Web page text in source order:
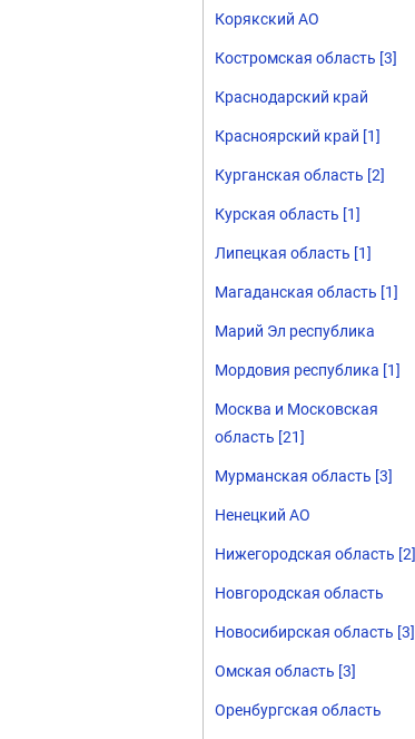
Корякский АО
Костромская область [3]
Краснодарский край
Красноярский край [1]
Курганская область [2]
Курская область [1]
Липецкая область [1]
Магаданская область [1]
Марий Эл республика
Мордовия республика [1]
Москва и Московская
область [21]
Мурманская область [3]
Ненецкий АО
Нижегородская область [2]
Новгородская область
Новосибирская область [3]
Омская область [3]
Оренбургская область